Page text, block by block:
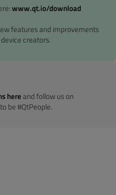
www.qt.io/download
features and improvements
creators.
hereand follow us on
be #QtPeople.